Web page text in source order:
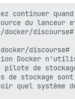
continuer
du lanceur
docker/
Docker
de
de stockage sont
quel